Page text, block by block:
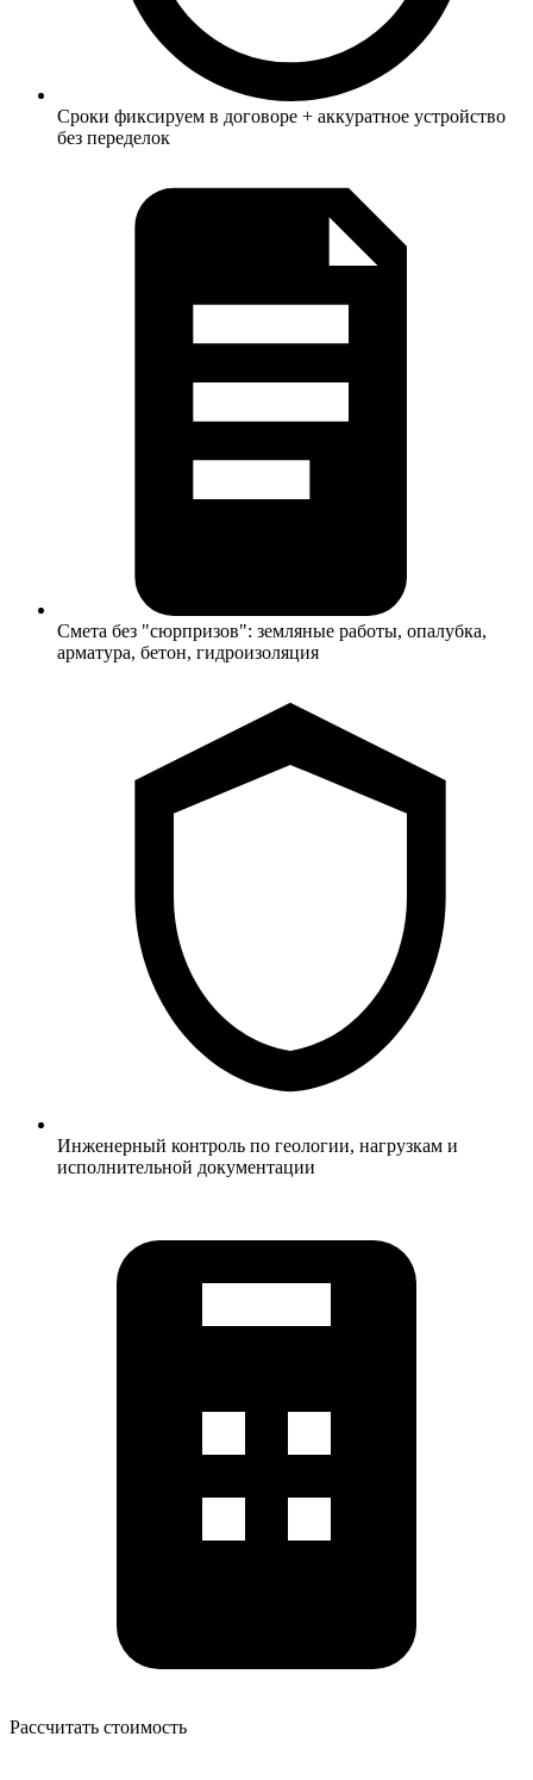
Сроки фиксируем в договоре + аккуратное устройство
без переделок
Смета без "сюрпризов": земляные работы, опалубка,
арматура, бетон, гидроизоляция
Инженерный контроль по геологии, нагрузкам и
исполнительной документации
Рассчитать стоимость